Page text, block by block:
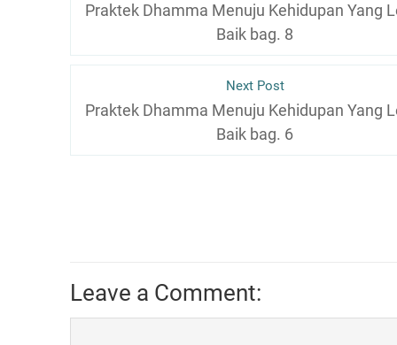
Praktek Dhamma Menuju Kehidupan Yang
Baik bag. 8
Next Post
Praktek Dhamma Menuju Kehidupan Yang
Baik bag. 6
Leave a Comment: